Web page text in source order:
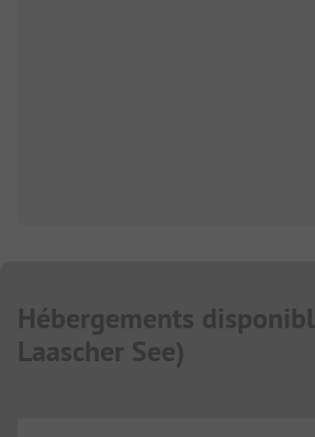
Hébergements
Laascher See)